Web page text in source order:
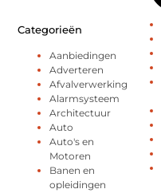
Categorieën
Aanbiedingen
Adverteren
Afvalverwerking
Alarmsysteem
Architectuur
Auto
Auto's en
Motoren
Banen en
opleidingen